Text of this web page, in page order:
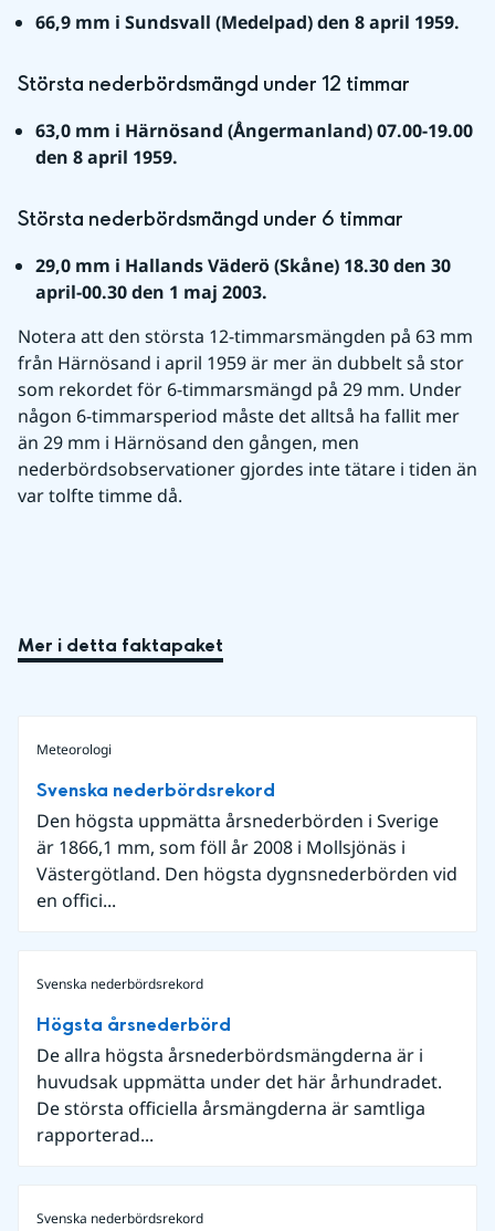
66,9 mm i Sundsvall (Medelpad) den 8 april 1959.
Största nederbördsmängd under 12 timmar
63,0 mm i Härnösand (Ångermanland) 07.00-19.00
den 8 april 1959.
Största nederbördsmängd under 6 timmar
29,0 mm i Hallands Väderö (Skåne) 18.30 den 30
april-00.30 den 1 maj 2003.
Notera att den största 12-timmarsmängden på 63 mm
från Härnösand i april 1959 är mer än dubbelt så stor
som rekordet för 6-timmarsmängd på 29 mm. Under
någon 6-timmarsperiod måste det alltså ha fallit mer
än 29 mm i Härnösand den gången, men
nederbördsobservationer gjordes inte tätare i tiden än
var tolfte timme då.
Mer i detta faktapaket
Meteorologi
Svenska nederbördsrekord
Den högsta uppmätta årsnederbörden i Sverige
är 1866,1 mm, som föll år 2008 i Mollsjönäs i
Västergötland. Den högsta dygnsnederbörden vid
en offici...
Svenska nederbördsrekord
Högsta årsnederbörd
De allra högsta årsnederbördsmängderna är i
huvudsak uppmätta under det här århundradet.
De största officiella årsmängderna är samtliga
rapporterad...
Svenska nederbördsrekord